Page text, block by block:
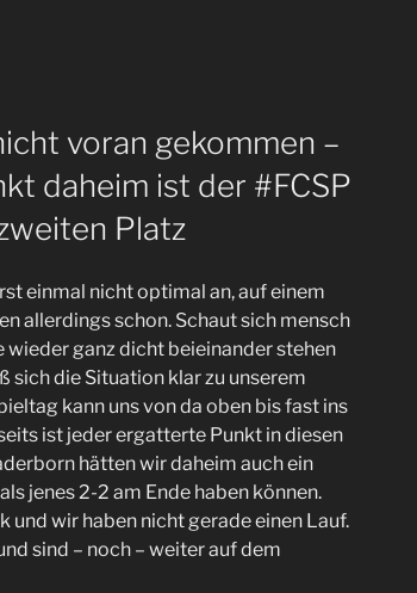
voran gekommen –
daheim ist der #FCSP
Platz
einmal nicht optimal an, auf einem
allerdings schon. Schaut sich mensch
wieder ganz dicht beieinander stehen
sich die Situation klar zu unserem
kann uns von da oben bis fast ins
ist jeder ergatterte Punkt in diesen
hätten wir daheim auch ein
jenes 2-2 am Ende haben können.
und wir haben nicht gerade einen Lauf.
sind – noch – weiter auf dem